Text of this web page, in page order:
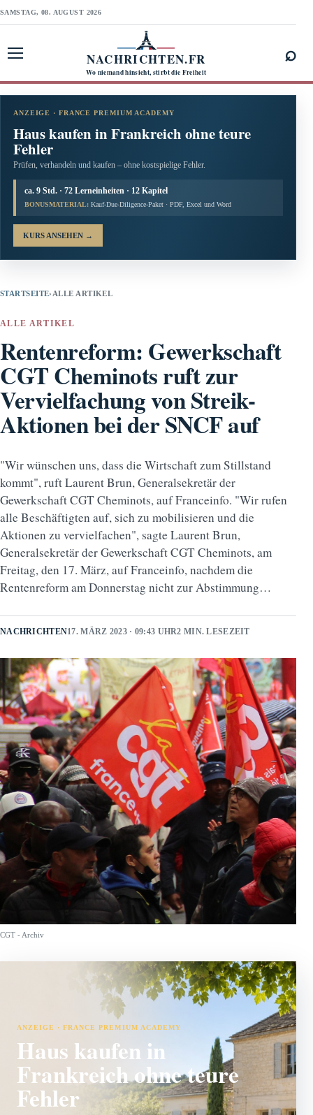
SAMSTAG, 08. AUGUST 2026
NACHRICHTEN.FR
Wo niemand hinsieht, stirbt die Freiheit
⌕
ANZEIGE · FRANCE PREMIUM ACADEMY
Haus kaufen in Frankreich ohne teure
Fehler
Prüfen, verhandeln und kaufen – ohne kostspielige Fehler.
ca. 9 Std. · 72 Lerneinheiten · 12 Kapitel
BONUSMATERIAL: Kauf-Due-Diligence-Paket · PDF, Excel und Word
KURS ANSEHEN →
STARTSEITE› ALLE ARTIKEL
ALLE ARTIKEL
Rentenreform: Gewerkschaft
CGT Cheminots ruft zur
Vervielfachung von Streik-
Aktionen bei der SNCF auf
"Wir wünschen uns, dass die Wirtschaft zum Stillstand
kommt", ruft Laurent Brun, Generalsekretär der
Gewerkschaft CGT Cheminots, auf Franceinfo. "Wir rufen
alle Beschäftigten auf, sich zu mobilisieren und die
Aktionen zu vervielfachen", sagte Laurent Brun,
Generalsekretär der Gewerkschaft CGT Cheminots, am
Freitag, den 17. März, auf Franceinfo, nachdem die
Rentenreform am Donnerstag nicht zur Abstimmung…
NACHRICHTEN17. MÄRZ 2023 · 09:43 UHR2 MIN. LESEZEIT
CGT - Archiv
ANZEIGE · FRANCE PREMIUM ACADEMY
Haus kaufen in
Frankreich ohne teure
Fehler